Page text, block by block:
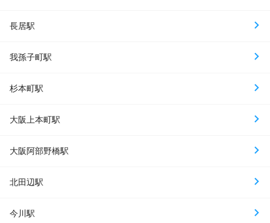
長居駅
我孫子町駅
杉本町駅
大阪上本町駅
大阪阿部野橋駅
北田辺駅
今川駅